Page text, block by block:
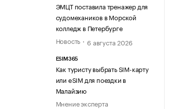
ЭМЦТ поставила тренажер для
судомехаников в Морской
колледж в Петербурге
Новость
6 августа 2026
ESIM365
Как туристу выбрать SIM-карту
или eSIM для поездки в
Малайзию
Мнение эксперта